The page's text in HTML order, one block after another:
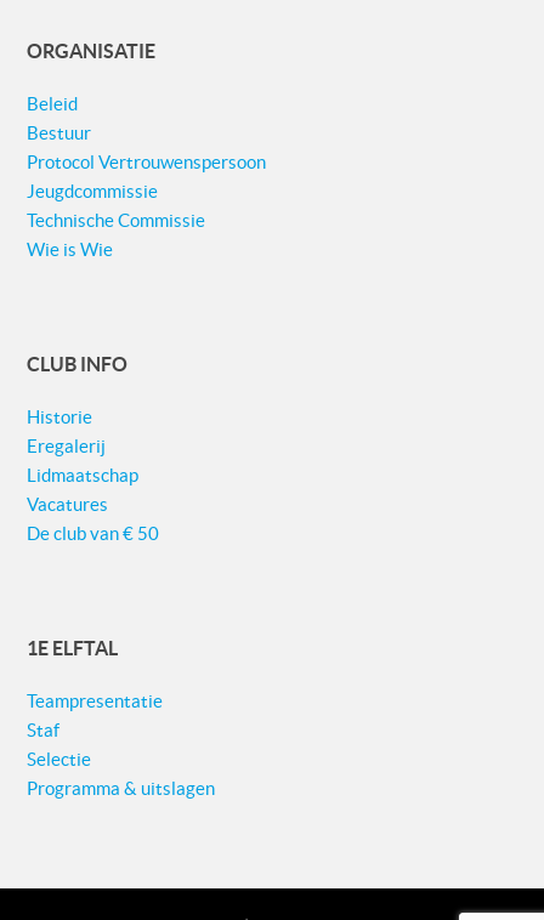
ORGANISATIE
Beleid
Bestuur
Protocol Vertrouwenspersoon
Jeugdcommissie
Technische Commissie
Wie is Wie
CLUB INFO
Historie
Eregalerij
Lidmaatschap
Vacatures
De club van € 50
1E ELFTAL
Teampresentatie
Staf
Selectie
Programma & uitslagen